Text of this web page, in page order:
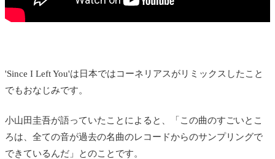
'Since I Left You'は日本ではコーネリアスがリミックスしたこと
でもおなじみです。
小山田圭吾が語っていたことによると、「この曲のすごいとこ
ろは、全ての音が過去の名曲のレコードからのサンプリングで
できているんだ」とのことです。